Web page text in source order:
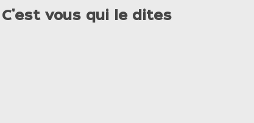
C'est vous qui le dites